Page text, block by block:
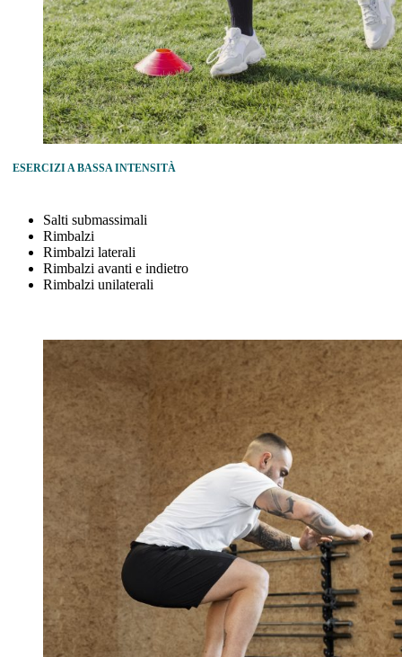
ESERCIZI A BASSA INTENSITÀ
Salti submassimali
Rimbalzi
Rimbalzi laterali
Rimbalzi avanti e indietro
Rimbalzi unilaterali